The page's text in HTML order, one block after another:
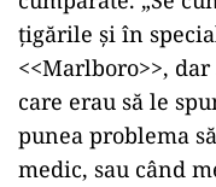
ţigările şi în
<<Marlboro>>,
care erau să le
punea problema
medic, sau când